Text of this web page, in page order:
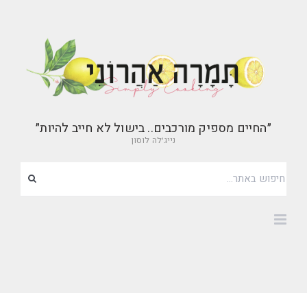
״החיים מספיק מורכבים.. בישול לא חייב להיות״
נייג׳לה לוסון